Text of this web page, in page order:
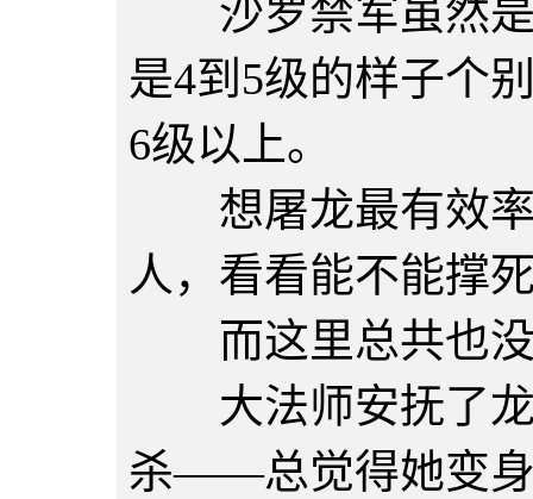
沙罗禁军虽然是
是4到5级的样子个
6级以上。
想屠龙最有效率
人，看看能不能撑
而这里总共也没
大法师安抚了龙
杀——总觉得她变